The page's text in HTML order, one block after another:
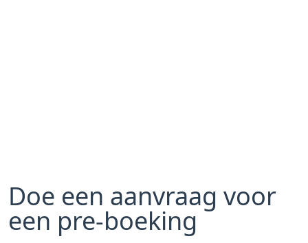
Doe een aanvraag voor
een pre-boeking